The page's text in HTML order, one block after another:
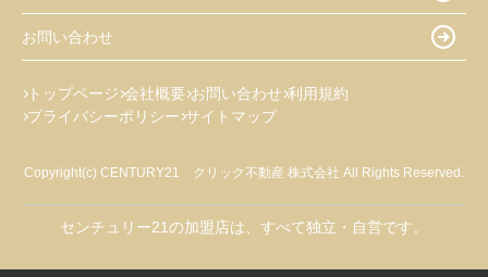
お問い合わせ
トップページ 会社概要 お問い合わせ 利用規約
プライバシーポリシー サイトマップ
Copyright(c) CENTURY21 クリック不動産 株式会社 All Rights Reserved.
センチュリー21の加盟店は、すべて独立・自営です。